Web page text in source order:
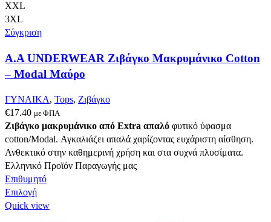
να
στη
σελίδα
προϊόντος
XXL
3XL
Σύγκριση
Α.A UNDERWEAR Ζιβάγκο Μακρυμάνικο Cotton
– Modal Μαύρο
ΓΥΝΑΙΚΑ, Tops, Ζιβάγκο
€17.40 με ΦΠΑ
Ζιβάγκο μακρυμάνικο από Extra απαλό φυτικό ύφασμα
cotton/Modal. Αγκαλιάζει απαλά χαρίζοντας ευχάριστη αίσθηση.
Ανθεκτικό στην καθημερινή χρήση και στα συχνά πλυσίματα.
Ελληνικό Προϊόν Παραγωγής μας
Επιθυμητό
ΕπιλογήΑυτό
το
Quick view